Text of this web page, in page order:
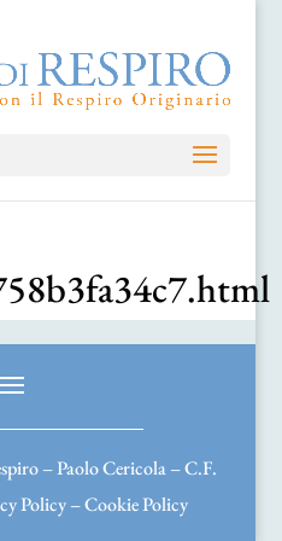
– Paolo Cericola – C.F.
Policy–Cookie Policy